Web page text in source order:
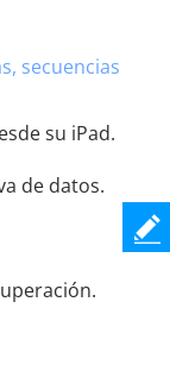
secuencias
su iPad.
de datos.